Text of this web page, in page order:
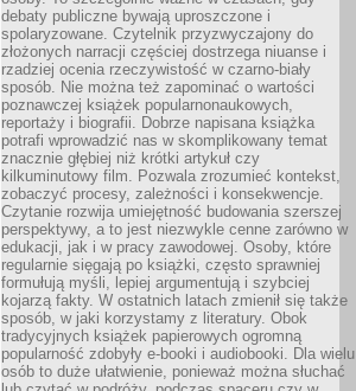
debaty publiczne bywają uproszczone i
spolaryzowane. Czytelnik przyzwyczajony do
złożonych narracji częściej dostrzega niuanse i
rzadziej ocenia rzeczywistość w czarno-biały
sposób. Nie można też zapominać o wartości
poznawczej książek popularnonaukowych,
reportaży i biografii. Dobrze napisana książka
potrafi wprowadzić nas w skomplikowany temat
znacznie głębiej niż krótki artykuł czy
kilkuminutowy film. Pozwala zrozumieć kontekst,
zobaczyć procesy, zależności i konsekwencje.
Czytanie rozwija umiejętność budowania szerszej
perspektywy, a to jest niezwykle cenne zarówno w
edukacji, jak i w pracy zawodowej. Osoby, które
regularnie sięgają po książki, często sprawniej
formułują myśli, lepiej argumentują i szybciej
kojarzą fakty. W ostatnich latach zmienił się także
sposób, w jaki korzystamy z literatury. Obok
tradycyjnych książek papierowych ogromną
popularność zdobyły e-booki i audiobooki. Dla wielu
osób to duże ułatwienie, ponieważ można słuchać